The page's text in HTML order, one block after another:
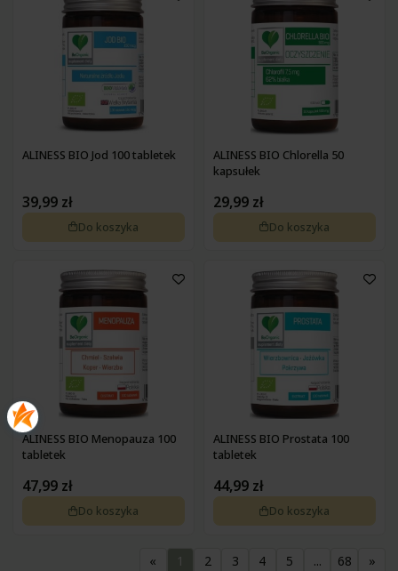
ALINESS BIO Jod 100 tabletek
39,99 zł
Do koszyka
ALINESS BIO Chlorella 50
kapsułek
29,99 zł
Do koszyka
ALINESS BIO Menopauza 100
tabletek
47,99 zł
Do koszyka
ALINESS BIO Prostata 100
tabletek
44,99 zł
Do koszyka
« 1 2 3 4 5 ... 68 »